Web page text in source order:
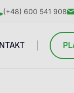
(+48) 600 541 908